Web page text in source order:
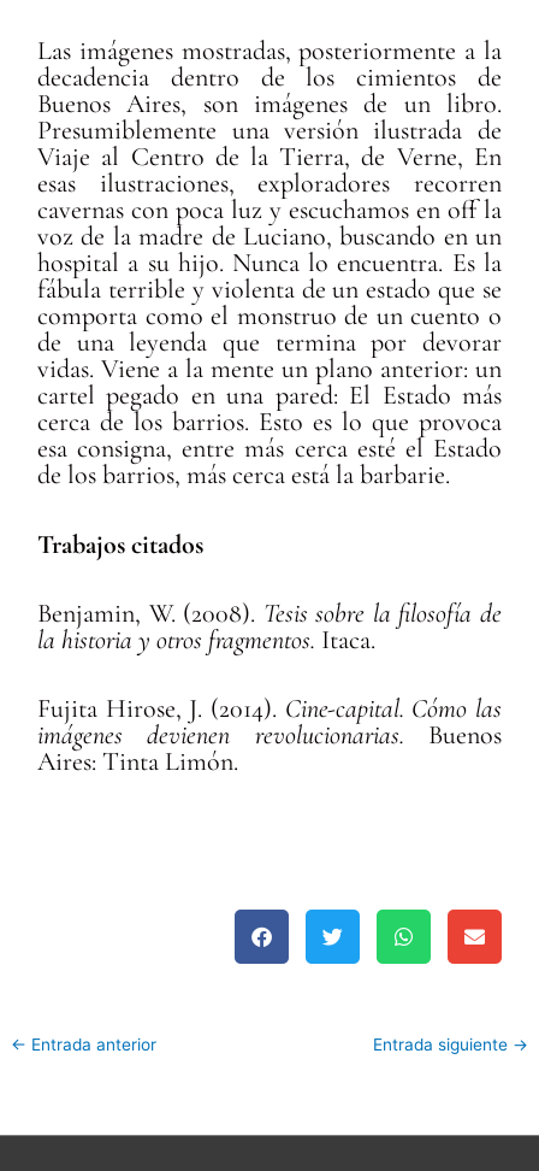
Las imágenes mostradas, posteriormente a la
decadencia dentro de los cimientos de
Buenos Aires, son imágenes de un libro.
Presumiblemente una versión ilustrada de
Viaje al Centro de la Tierra, de Verne, En
esas ilustraciones, exploradores recorren
cavernas con poca luz y escuchamos en off la
voz de la madre de Luciano, buscando en un
hospital a su hijo. Nunca lo encuentra. Es la
fábula terrible y violenta de un estado que se
comporta como el monstruo de un cuento o
de una leyenda que termina por devorar
vidas. Viene a la mente un plano anterior: un
cartel pegado en una pared: El Estado más
cerca de los barrios. Esto es lo que provoca
esa consigna, entre más cerca esté el Estado
de los barrios, más cerca está la barbarie.
Trabajos citados
Benjamin, W. (2008). Tesis sobre la filosofía de
la historia y otros fragmentos. Itaca.
Fujita Hirose, J. (2014). Cine-capital. Cómo las
imágenes devienen revolucionarias. Buenos
Aires: Tinta Limón.
← Entrada anterior Entrada siguiente →